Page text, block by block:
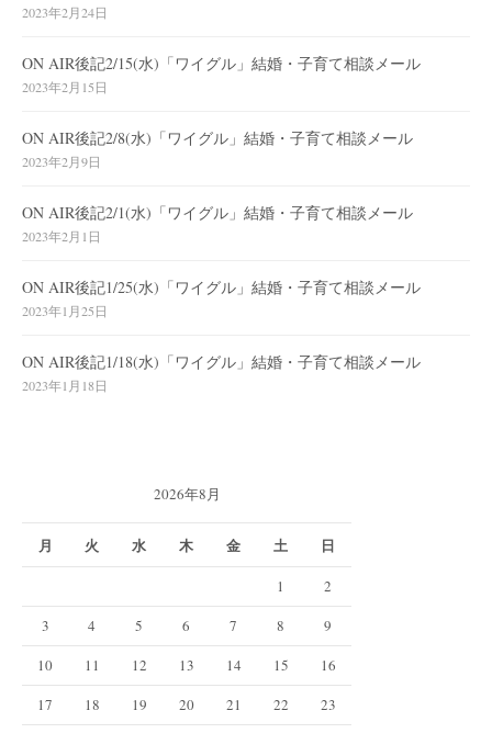
2023年2月24日
ON AIR後記2/15(水)「ワイグル」結婚・子育て相談メール
2023年2月15日
ON AIR後記2/8(水)「ワイグル」結婚・子育て相談メール
2023年2月9日
ON AIR後記2/1(水)「ワイグル」結婚・子育て相談メール
2023年2月1日
ON AIR後記1/25(水)「ワイグル」結婚・子育て相談メール
2023年1月25日
ON AIR後記1/18(水)「ワイグル」結婚・子育て相談メール
2023年1月18日
2026年8月
月 火 水 木 金 土 日
1
2
3
4 5 6 7 8
9
10
11 12 13 14 15
16
17
18 19 20 21 22
23